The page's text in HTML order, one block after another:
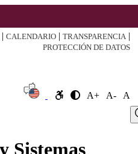
| CALENDARIO | TRANSPARENCIA |
PROTECCIÓN DE DATOS
A+ A-
A